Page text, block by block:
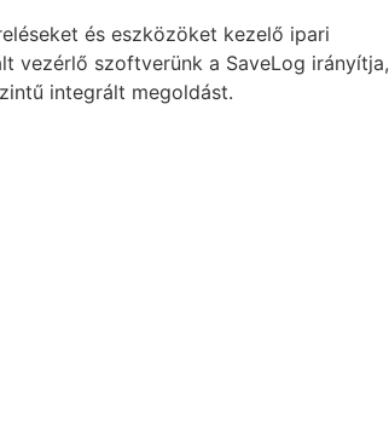
és eszközöket kezelő ipari
vezérlő szoftverünk a SaveLog irányítja,
integrált megoldást.